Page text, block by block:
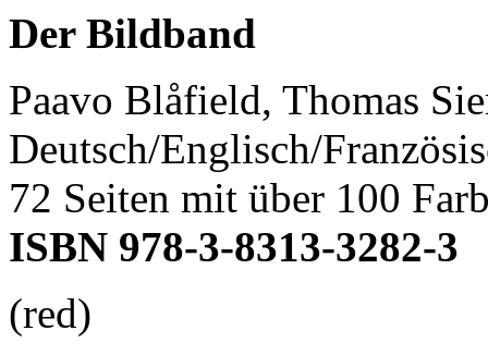
Der Bildband
Paavo Blåfield, Thomas
Deutsch/Englisch/
72 Seiten mit über 100
ISBN 978-3-8313-3282-3
(red)